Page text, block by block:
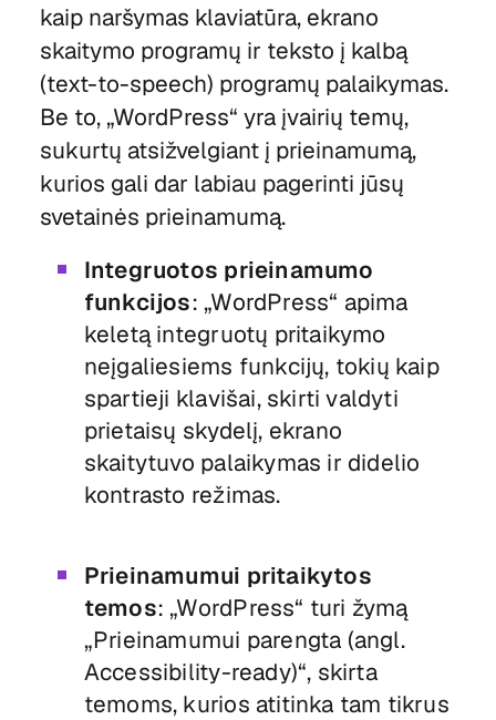
kaip naršymas klaviatūra, ekrano
skaitymo programų ir teksto į kalbą
(text-to-speech) programų palaikymas.
Be to, „WordPress“ yra įvairių temų,
sukurtų atsižvelgiant į prieinamumą,
kurios gali dar labiau pagerinti jūsų
svetainės prieinamumą.
Integruotos prieinamumo
funkcijos: „WordPress“ apima
keletą integruotų pritaikymo
neįgaliesiems funkcijų, tokių kaip
spartieji klavišai, skirti valdyti
prietaisų skydelį, ekrano
skaitytuvo palaikymas ir didelio
kontrasto režimas.
Prieinamumui pritaikytos
temos: „WordPress“ turi žymą
„Prieinamumui parengta (angl.
Accessibility-ready)“, skirta
temoms, kurios atitinka tam tikrus